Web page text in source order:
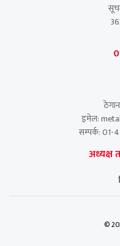
इमेल:
सम्पर्क: 01-
अध्यक्ष
©